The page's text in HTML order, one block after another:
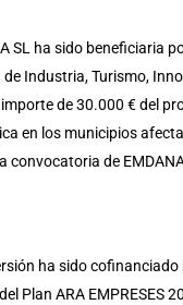
SL ha sido beneficiaria
Industria, Turismo,
de 30.000 € del
en los municipios
convocatoria de
ha sido cofinanciado
Plan ARA EMPRESES